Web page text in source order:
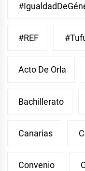
#REF
Acto De Orla
Bachillerato
Canarias
Convenio